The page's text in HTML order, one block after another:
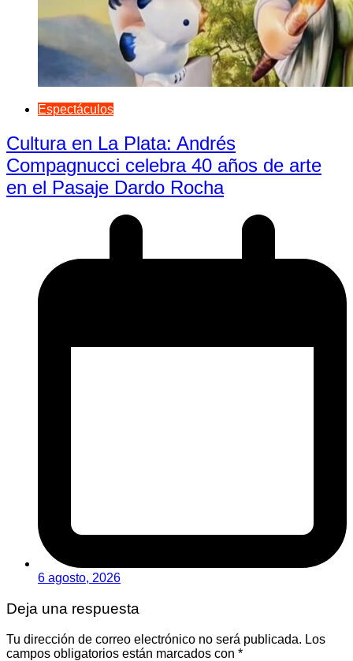
Espectáculos
Cultura en La Plata: Andrés
Compagnucci celebra 40 años de arte
en el Pasaje Dardo Rocha
6 agosto, 2026
Deja una respuesta
Tu dirección de correo electrónico no será publicada. Los
campos obligatorios están marcados con *